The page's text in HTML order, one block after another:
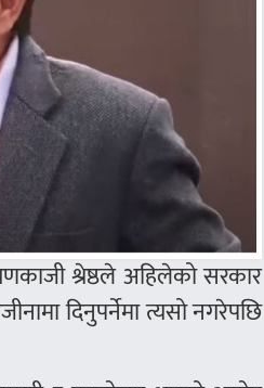
श्रेष्ठले अहिलेको सरकार
दिनुपर्नेमा त्यसो नगरेपछि